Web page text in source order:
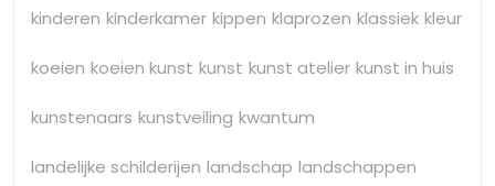
kinderen kinderkamer kippen klaprozen klassiek kleur
koeien koeien kunst kunst kunst atelier kunst in huis
kunstenaars kunstveiling kwantum
landelijke schilderijen landschap landschappen